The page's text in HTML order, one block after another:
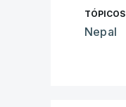
TÓPICOS
Nepal